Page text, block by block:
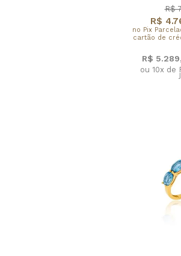
R$
no Pix
cartão de
R$
R$
ou 10x de